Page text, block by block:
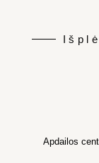
Apdailos